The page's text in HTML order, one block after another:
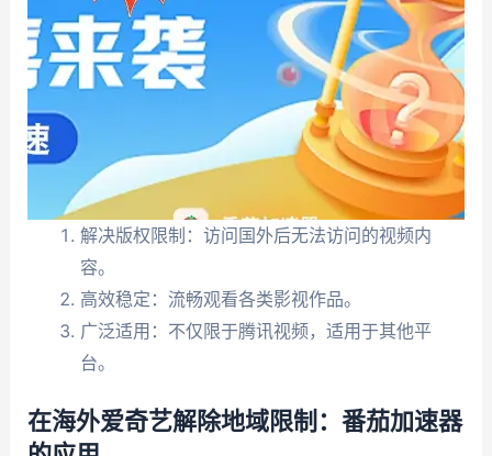
解决版权限制：访问国外后无法访问的视频内
容。
高效稳定：流畅观看各类影视作品。
广泛适用：不仅限于腾讯视频，适用于其他平
台。
在海外爱奇艺解除地域限制：番茄加速器